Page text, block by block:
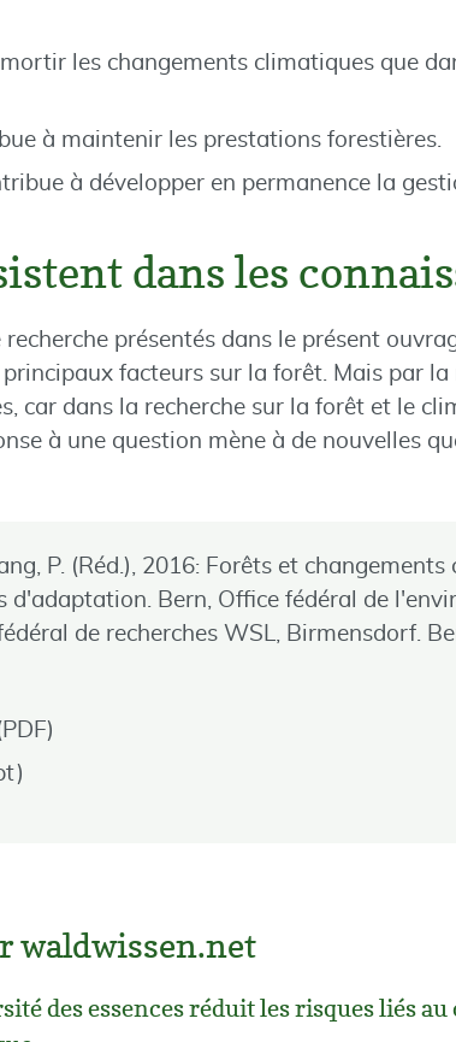
les changements climatiques que
à maintenir les prestations forestières.
à développer en permanence la
dans les
présentés dans le présent
facteurs sur la forêt. Mais par la
car dans la recherche sur la forêt et le
à une question mène à de nouvelles
P. (Réd.), 2016: Forêts et
d'adaptation. Bern, Office fédéral de
de recherches WSL, Birmensdorf.
waldwissen.net
des essences réduit les risques liés